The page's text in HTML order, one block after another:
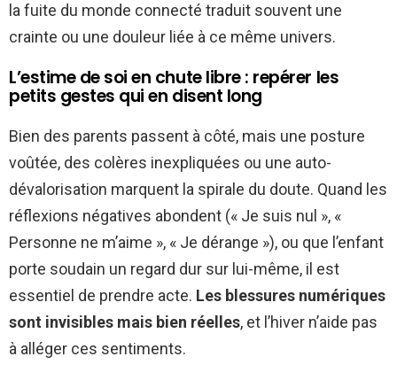
la fuite du monde connecté traduit souvent une
crainte ou une douleur liée à ce même univers.
L’estime de soi en chute libre : repérer les
petits gestes qui en disent long
Bien des parents passent à côté, mais une posture
voûtée, des colères inexpliquées ou une auto-
dévalorisation marquent la spirale du doute. Quand les
réflexions négatives abondent (« Je suis nul », «
Personne ne m’aime », « Je dérange »), ou que l’enfant
porte soudain un regard dur sur lui-même, il est
essentiel de prendre acte. Les blessures numériques
sont invisibles mais bien réelles, et l’hiver n’aide pas
à alléger ces sentiments.